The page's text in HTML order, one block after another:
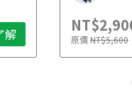
解 原價NT$5,600